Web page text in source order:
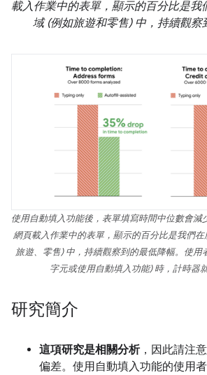
載入作業中的表單，顯示的百分比是我
域 (例如旅遊和零售) 中，持續觀察
使用自動填入功能後，表單填寫時間中位數會減
網頁載入作業中的表單，顯示的百分比是我們
旅遊、零售) 中，持續觀察到的最低降幅。使用
字元或使用自動填入功能) 時，計時器
研究簡介
這項研究是相關分析，因此請注
偏差。使用自動填入功能的使用